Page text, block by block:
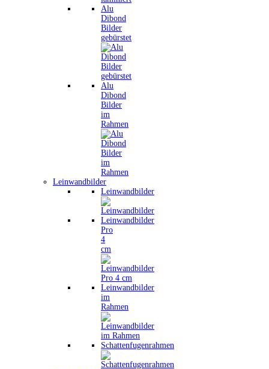
Alu
Dibond
Bilder
gebürstet
Alu
Dibond
Bilder
im
Rahmen
Leinwandbilder
Leinwandbilder
Leinwandbilder
Pro
4
cm
Leinwandbilder
im
Rahmen
Schattenfugenrahmen